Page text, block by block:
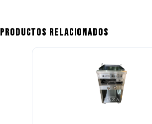
Productos relacionados